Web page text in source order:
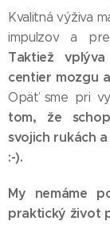
Kvalitná výživa
impulzov a
Taktiež
centier mozgu
Opäť sme pri
tom, že
svojich rukách
:-).
My nemáme
praktický život